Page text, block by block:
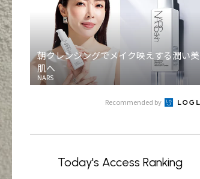
朝クレンジングでメイク映えする潤い美
肌へ
NARS
Recommended by
Today's Access Ranking